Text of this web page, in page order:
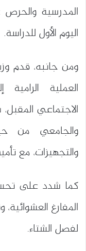
المدرسية
اليوم الأول للدراسة.
ومن جانبه، قدم
العملية
الاجتماعي
والجامعي من
والتجهيزات، مع
كما شدد على
المفارغ
لفصل الشتاء.